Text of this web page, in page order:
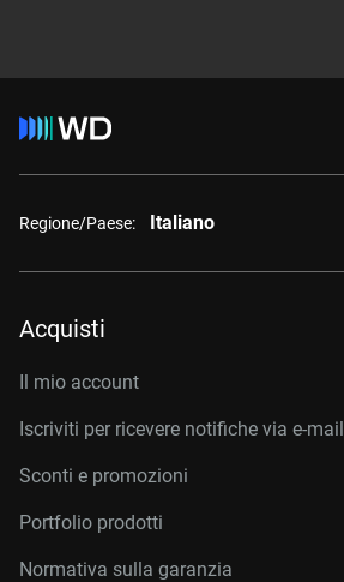
Regione/Paese: Italiano
Acquisti
Il mio account
Iscriviti per ricevere notifiche via e-mail
Sconti e promozioni
Portfolio prodotti
Normativa sulla garanzia